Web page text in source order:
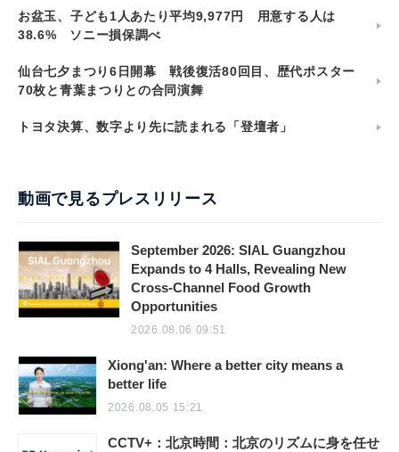
お盆玉、子ども1人あたり平均9,977円 用意する人は
38.6% ソニー損保調べ
仙台七夕まつり6日開幕 戦後復活80回目、歴代ポスター
70枚と青葉まつりとの合同演舞
トヨタ決算、数字より先に読まれる「登壇者」
動画で見るプレスリリース
September 2026: SIAL Guangzhou
Expands to 4 Halls, Revealing New
Cross-Channel Food Growth
Opportunities
2026.08.06 09:51
Xiong'an: Where a better city means a
better life
2026.08.05 15:21
CCTV+：北京時間：北京のリズムに身を任せ